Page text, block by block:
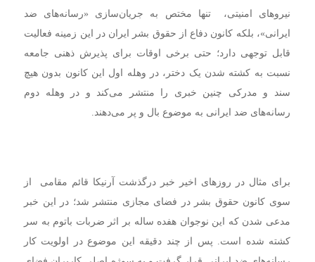
نیروهای امنیتی، تنها مختص به جریان‌سازی «رسانه‌های ضد
ایرانی»، بلکه کانون دفاع از حقوق بشر ایران در این زمینه فعالیت
قابل توجهی دارد؛ حتی برخی اوقات برای پذیرش ذهنی جامعه
نسبت به کشته شدن یک دختر، در وهله اول این کانون بدون هیچ
سند و مدرکی چنین خبری را منتشر می‌کند و در وهله دوم
رسانه‌های ضد ایرانی به موضوع بال و پر می‌دهند.
برای مثال در روزهای اخیر خبر درگذشت آرنیکا قائم مقامی از
سوی کانون حقوق بشر در فضای مجازی منتشر شد؛ در این خبر
مدعی شدن که این نوجوان هفده ساله بر اثر ضربات باتوم به سر
کشته شده است. پس از چند دقیقه این موضوع در اولویت کار